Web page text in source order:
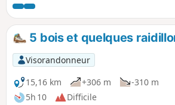
GR® est des plus discret (à se
GR® existe toujours ?).
5 bois et quelques
Visorandonneur
15,16 km
+306 m
-310 m
5h 10
Difficile